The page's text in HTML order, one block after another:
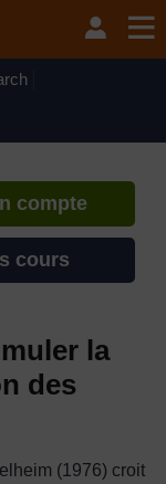
compte, vous
compte
cours
la
des
(1976) croit